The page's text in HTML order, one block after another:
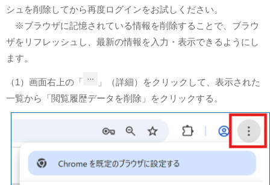
シュを削除してから再度ログインをお試しください。
※ブラウザに記憶されている情報を削除することで、ブラウ
ザをリフレッシュし、最新の情報を入力・表示できるようにし
ます。
（1）画面右上の「
」（詳細）をクリックして、表示された
一覧から「閲覧履歴データを削除」をクリックする。